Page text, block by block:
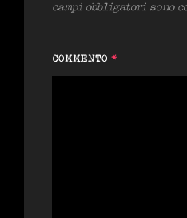
campi obbligatori sono
COMMENTO *